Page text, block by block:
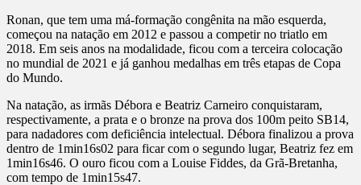
Ronan, que tem uma má-formação congênita na mão esquerda,
começou na natação em 2012 e passou a competir no triatlo em
2018. Em seis anos na modalidade, ficou com a terceira colocação
no mundial de 2021 e já ganhou medalhas em três etapas de Copa
do Mundo.
Na natação, as irmãs Débora e Beatriz Carneiro conquistaram,
respectivamente, a prata e o bronze na prova dos 100m peito SB14,
para nadadores com deficiência intelectual. Débora finalizou a prova
dentro de 1min16s02 para ficar com o segundo lugar, Beatriz fez em
1min16s46. O ouro ficou com a Louise Fiddes, da Grã-Bretanha,
com tempo de 1min15s47.